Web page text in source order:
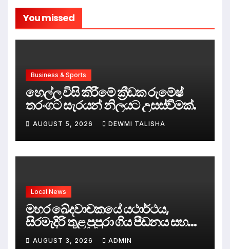
You missed
Business & Sports
හෙල්ල විසි කිරීමේ ක්‍රීඩක රුමේෂ්
තරංගට සැරයන් නිලයට උසස්වීමක්.
AUGUST 5, 2026 DEWMI TALISHA
Local News
මහර ඛේදවාචකයේ යථාර්ථය,
සිරමැදිරි තුළ පුපුරා ගිය පීඩනය සහ
පලිගැනීමේ දේශපාලනය
AUGUST 3, 2026 ADMIN